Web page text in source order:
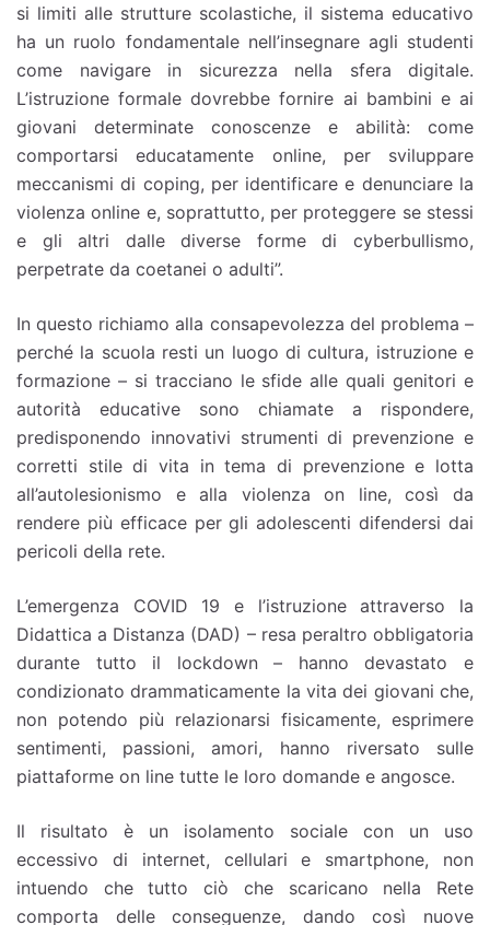
si limiti alle strutture scolastiche, il sistema educativo
ha un ruolo fondamentale nell’insegnare agli studenti
come navigare in sicurezza nella sfera digitale.
L’istruzione formale dovrebbe fornire ai bambini e ai
giovani determinate conoscenze e abilità: come
comportarsi educatamente online, per sviluppare
meccanismi di coping, per identificare e denunciare la
violenza online e, soprattutto, per proteggere se stessi
e gli altri dalle diverse forme di cyberbullismo,
perpetrate da coetanei o adulti”.
In questo richiamo alla consapevolezza del problema –
perché la scuola resti un luogo di cultura, istruzione e
formazione – si tracciano le sfide alle quali genitori e
autorità educative sono chiamate a rispondere,
predisponendo innovativi strumenti di prevenzione e
corretti stile di vita in tema di prevenzione e lotta
all’autolesionismo e alla violenza on line, così da
rendere più efficace per gli adolescenti difendersi dai
pericoli della rete.
L’emergenza COVID 19 e l’istruzione attraverso la
Didattica a Distanza (DAD) – resa peraltro obbligatoria
durante tutto il lockdown – hanno devastato e
condizionato drammaticamente la vita dei giovani che,
non potendo più relazionarsi fisicamente, esprimere
sentimenti, passioni, amori, hanno riversato sulle
piattaforme on line tutte le loro domande e angosce.
Il risultato è un isolamento sociale con un uso
eccessivo di internet, cellulari e smartphone, non
intuendo che tutto ciò che scaricano nella Rete
comporta delle conseguenze, dando così nuove